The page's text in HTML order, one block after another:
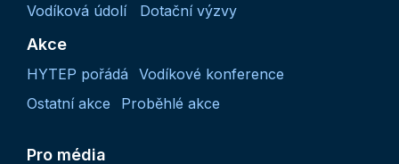
Vodíková údolí
Dotační výzvy
Akce
HYTEP pořádá
Vodíkové konference
Ostatní akce
Proběhlé akce
Pro média